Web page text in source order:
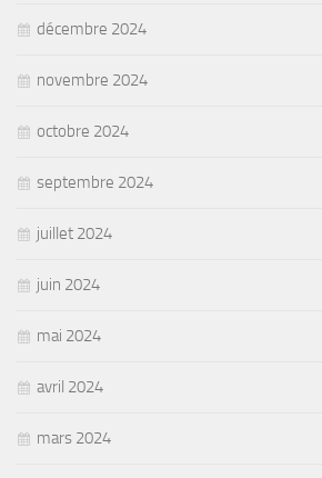
décembre 2024
novembre 2024
octobre 2024
septembre 2024
juillet 2024
juin 2024
mai 2024
avril 2024
mars 2024